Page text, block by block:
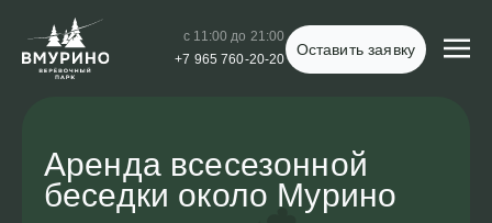
с 11:00 до 21:00
+7 965 760-20-20
Оставить заявку
Аренда всесезонной
беседки около Мурино